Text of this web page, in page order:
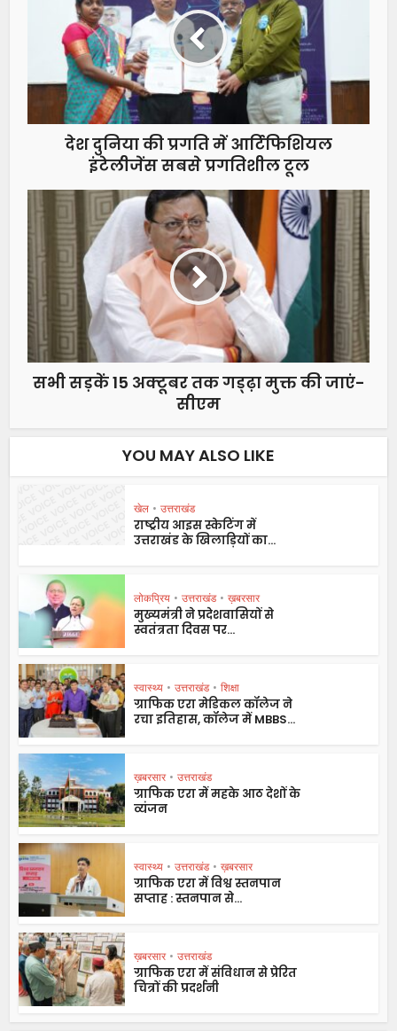
देश दुनिया की प्रगति में आर्टिफिशियल
इंटेलीजेंस सबसे प्रगतिशील टूल
सभी सड़कें 15 अक्टूबर तक गड्ढ़ा मुक्त की जाएं-
सीएम
YOU MAY ALSO LIKE
खेल • उत्तराखंड
राष्ट्रीय आइस स्केटिंग में
उत्तराखंड के खिलाड़ियों का...
लोकप्रिय • उत्तराखंड • ख़बरसार
मुख्यमंत्री ने प्रदेशवासियों से
स्वतंत्रता दिवस पर...
स्वास्थ्य • उत्तराखंड • शिक्षा
ग्राफिक एरा मेडिकल कॉलेज ने
रचा इतिहास, कॉलेज में MBBS...
ख़बरसार • उत्तराखंड
ग्राफिक एरा में महके आठ देशों के
व्यंजन
स्वास्थ्य • उत्तराखंड • ख़बरसार
ग्राफिक एरा में विश्व स्तनपान
सप्ताह : स्तनपान से...
ख़बरसार • उत्तराखंड
ग्राफिक एरा में संविधान से प्रेरित
चित्रों की प्रदर्शनी